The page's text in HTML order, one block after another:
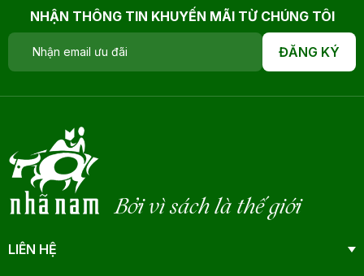
NHẬN THÔNG TIN KHUYẾN MÃI TỪ CHÚNG TÔI
ĐĂNG KÝ
Bởi vì sách là thế giới
LIÊN HỆ